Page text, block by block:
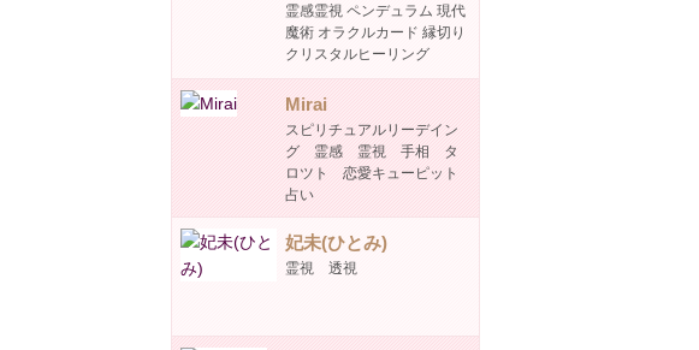
霊感霊視 ペンデュラム 現代
魔術 オラクルカード 縁切り
クリスタルヒーリング
Mirai
スピリチュアルリーデイン
グ 霊感 霊視 手相 タ
ロツト 恋愛キューピット
占い
妃未(ひとみ)
霊視 透視